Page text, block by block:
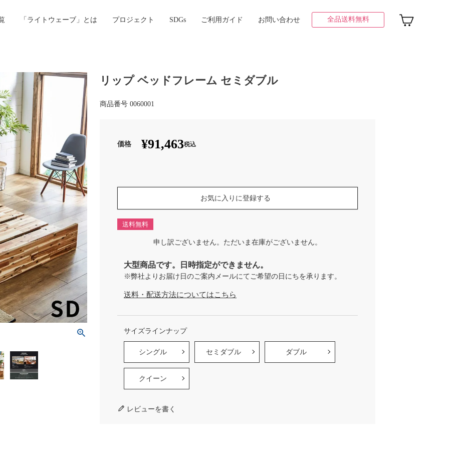
「ライトウェーブ」とは プロジェクト SDGs ご利用ガイド お問い合わせ 全品送料無料
リップ ベッドフレーム セミダブル
商品番号 0060001
¥91,463税込
お気に入りに登録する
送料無料
申し訳ございません。ただいま在庫がございません。
大型商品です。日時指定ができません。
※弊社よりお届け日のご案内メールにてご希望の日にちを承ります。
送料・配送方法についてはこちら
サイズラインナップ
シングル セミダブル ダブル
クイーン
レビューを書く